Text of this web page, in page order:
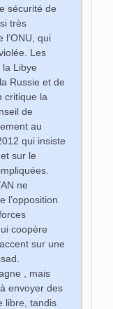
sécurité de
très
l’ONU, qui
Les
Libye
Russie et de
critique la
de
au
qui insiste
sur le
ne
l’opposition
coopère
sur une
, mais
envoyer des
libre, tandis